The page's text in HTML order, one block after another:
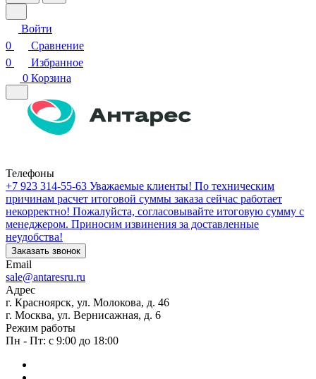
Войти
0
Сравнение
0
Избранное
0 Корзина
Телефоны
+7 923 314-55-63 Уважаемые клиенты! По техническим
причинам расчет итоговой суммы заказа сейчас работает
некорректно! Пожалуйста, согласовывайте итоговую сумму с
менеджером. Приносим извинения за доставленные
неудобства!
Заказать звонок
Email
sale@antaresru.ru
Адрес
г. Красноярск, ул. Молокова, д. 46
г. Москва, ул. Вернисажная, д. 6
Режим работы
Пн - Пт: с 9:00 до 18:00